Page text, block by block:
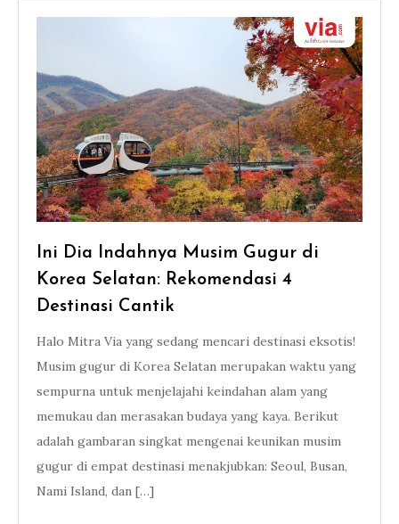
Ini Dia Indahnya Musim Gugur di
Korea Selatan: Rekomendasi 4
Destinasi Cantik
Halo Mitra Via yang sedang mencari destinasi eksotis!
Musim gugur di Korea Selatan merupakan waktu yang
sempurna untuk menjelajahi keindahan alam yang
memukau dan merasakan budaya yang kaya. Berikut
adalah gambaran singkat mengenai keunikan musim
gugur di empat destinasi menakjubkan: Seoul, Busan,
Nami Island, dan […]